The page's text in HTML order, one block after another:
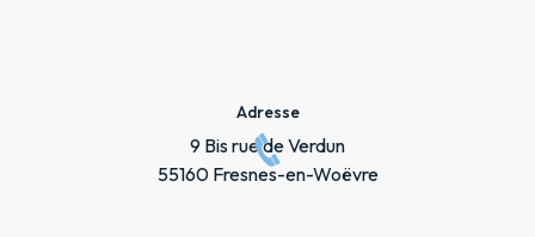
Adresse
9 Bis rue de Verdun
55160 Fresnes-en-Woëvre